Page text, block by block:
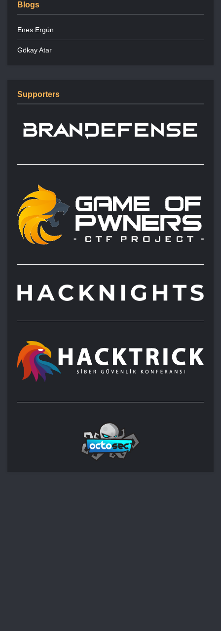
Blogs
Enes Ergün
Gökay Atar
Supporters